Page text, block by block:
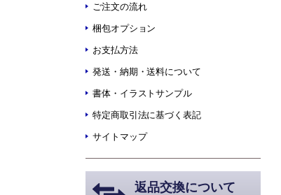
ご注文の流れ
梱包オプション
お支払方法
発送・納期・送料について
書体・イラストサンプル
特定商取引法に基づく表記
サイトマップ
返品交換について